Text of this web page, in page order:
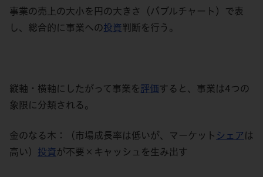
事業の売上の大小を 円の大きさ （バブルチャート）
で表
し、総合的に事業への投資判断を行う。
縦軸・横軸にしたがって事業を評価すると、 事業は4つの
象限に 分類される。
金のなる木： （市場成長率は低いが、マーケット シェア は
高い） 投資が不要×キャッシュを生み出す